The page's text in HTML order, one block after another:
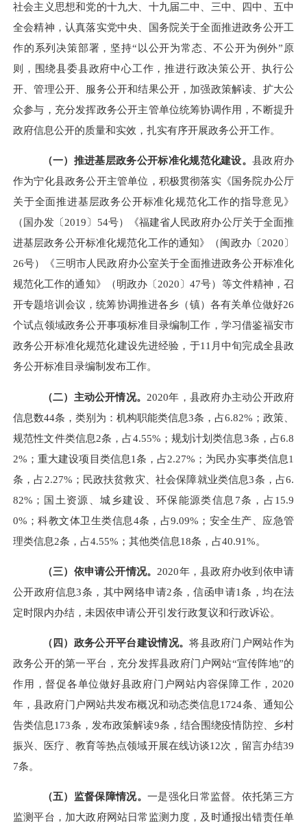
社会主义思想和党的十九大、十九届二中、三中、四中、五中
全会精神 ，认真落实党中央、国务院关于全面推进政务公开工
作的系列 决策部署， 坚持“以公开为常态、不公开为例外”原
则， 围绕县委县政府中心工作，推进行政决策公开、执行公
开、管理公开、服务公开和结果公开，加强政策解读、扩大公
众参与，充分发挥政务公开主管单位统筹协调作用，不断提升
政府信息公开的质量和实效，扎实有序开展政务公开工作。
（一） 推进基层政务公开标准化规范化建设。县政府办
作为宁化县政务公开主管单位，积极贯彻落实《国务院办公厅
关于全面推进基层政务公开标准化规范化工作的指导意见》
（国办发〔2019〕54号）《福建省人民政府办公厅关于全面推
进基层政务公开标准化规范化工作的通知》（闽政办〔2020〕
26号）《三明市人民政府办公室关于全面推进政务公开标准化
规范化工作的通知》（明政办〔2020〕47号） 等文件精神 ，召
开专题培训会议，统筹协调推进各乡（镇）各有关单位做好26
个试点领域政务公开事项标准目录编制工作， 学习借鉴福安市
政务公开标准化规范化建设先进经验，于11月中旬完成全县政
务公开标准目录编制发布工作。
（二）主动公开情况。 2020年，县政府办主动公开政府
信息数44条 ，类别 为：机构职能类信息3条，占6.82%；政策、
规范性文件类信息2条，占4.55%；规划计划类信息3条，占6.8
2%；重大建设项目类信息1条，占2.27%；为民办实事类信息1
条，占2.27%；民政扶贫救灾、社会保障就业类信息3条，占6.
82%；国土资源、城乡建设、环保能源类信息 7条，占15.9
0%；科教文体卫生类信息4条，占9.09%；安全生产、应急管
理类信息2条，占4.55%；其他类信息18条，占40.91%。
（三）依申请公开情况。 2020年，县政府办收到依申请
公开政府信息3条，其中网络申请2条，信函申请1条，均在法
定时限内办结，未因依申请公开引发行政复议和行政诉讼。
（四） 政务公开平台建设情况。将县政府门户网站作为
政务公开的第一平台，充分发挥县政府门户网站“宣传阵地”的
作用，督促各单位做好县政府门户网站内容保障工作，2020
年，县政府门户网站共发布概况和动态类信息1724条、通知公
告类信息173条，发布政策解读9条，结合围绕疫情防控、乡村
振兴、医疗、教育等热点领域开展在线访谈12次，留言办结39
7条。
（五）监督保障情况。 一是强化日常监督。 依托第三方
监测平台，加大政府网站日常监测力度，及时通报出错责任单